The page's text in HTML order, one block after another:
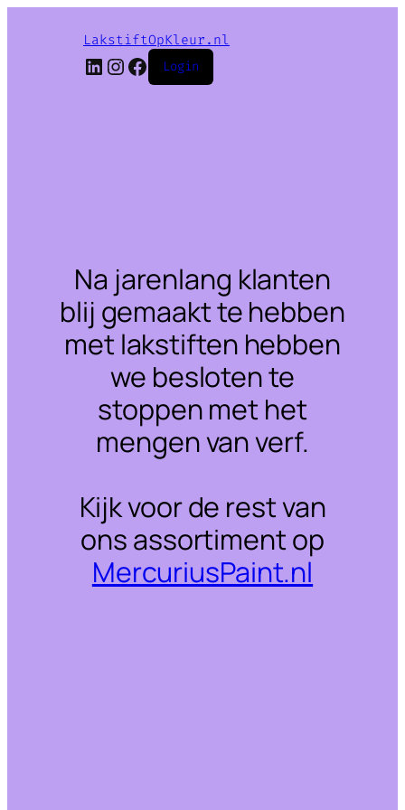
LakstiftOpKleur.nl
LinkedIn
Instagram
Facebook
Login
Na jarenlang klanten
blij gemaakt te hebben
met lakstiften hebben
we besloten te
stoppen met het
mengen van verf.
Kijk voor de rest van
ons assortiment op
MercuriusPaint.nl